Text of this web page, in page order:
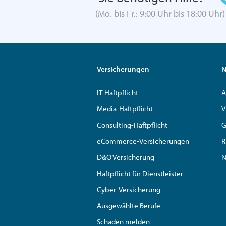
(Mo. bis Fr.: 9:00 Uhr bis 18:00 Uhr)
Versicherungen
IT-Haftpflicht
Media-Haftpflicht
Consulting-Haftpflicht
eCommerce-Versicherungen
D&O Versicherung
Haftpflicht für Dienstleister
Cyber-Versicherung
Ausgewählte Berufe
Schaden melden